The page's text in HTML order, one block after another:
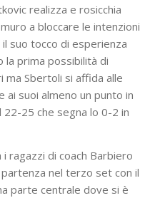
realizza e rosicchia
a bloccare le intenzioni
suo tocco di esperienza
la prima possibilità di
ma Sbertoli si affida alle
ai suoi almeno un punto in
25 che segna lo 0-2 in
ragazzi di coach Barbiero
nel terzo set con il
parte centrale dove si è